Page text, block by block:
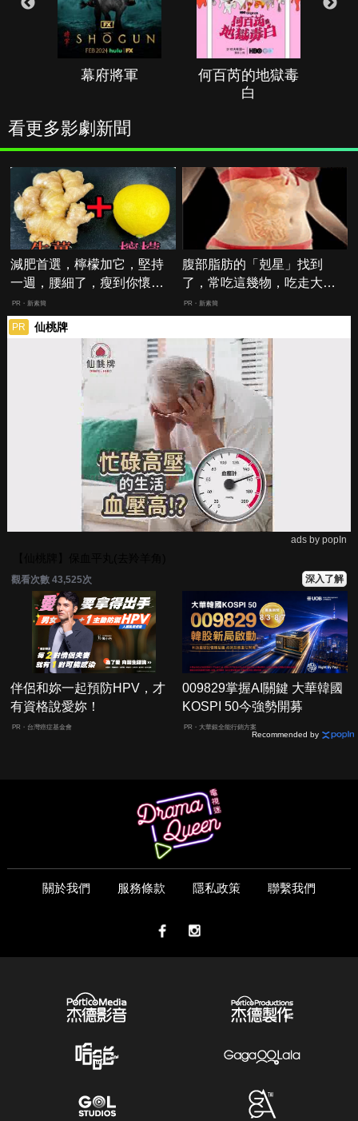
幕府將軍
何百芮的地獄毒
白
看更多影劇新聞
減肥首選，檸檬加它，堅持
一週，腰細了，瘦到你懷疑
人生
PR・新素簡
腹部脂肪的「剋星」找到
了，常吃這幾物，吃走大肚
囊，瘦出小蠻腰
PR・新素簡
PR 仙桃牌
ads by popIn
觀看次數 43,525次 深入了解
伴侶和妳一起預防HPV，才
有資格說愛妳！
PR・台灣癌症基金會
009829掌握AI關鍵 大華韓國
KOSPI 50今強勢開募
PR・大華銀全能行銷方案
Recommended by
關於我們 服務條款 隱私政策 聯繫我們